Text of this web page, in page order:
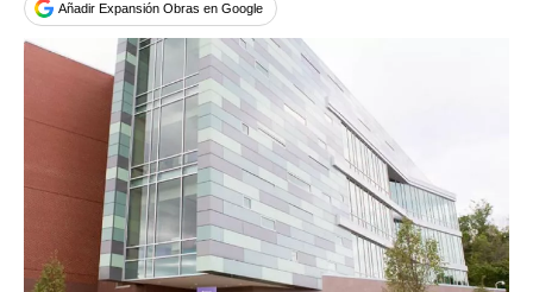
Añadir Expansión Obras en Google